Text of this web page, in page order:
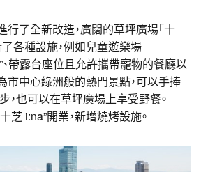
行了全新改造，廣闊的草坪廣場「十
了各種設施，例如兒童遊樂場
帶露台座位且允許攜帶寵物的餐廳以
市中心綠洲般的熱門景點，可以手捧
，也可以在草坪廣場上享受野餐。
芝 i:na”開業，新增燒烤設施。